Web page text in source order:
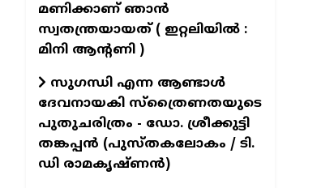
മണിക്കാണ് ഞാൻ
സ്വതന്ത്രയായത് ( ഇറ്റലിയിൽ :
മിനി ആന്റണി )
സുഗന്ധി എന്ന ആണ്ടാള്‍
ദേവനായകി സ്ത്രൈണതയുടെ
പുതുചരിത്രം - ഡോ. ശ്രീക്കുട്ടി
തങ്കപ്പന്‍ (പുസ്തകലോകം / ടി.
ഡി രാമകൃഷ്ണന്‍)